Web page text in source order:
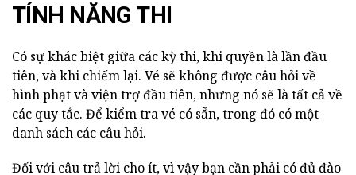
TÍNH NĂNG THI
Có sự khác biệt giữa các kỳ thi, khi quyền là lần đầu
tiên, và khi chiếm lại. Vé sẽ không được câu hỏi về
hình phạt và viện trợ đầu tiên, nhưng nó sẽ là tất cả về
các quy tắc. Để kiểm tra vé có sẵn, trong đó có một
danh sách các câu hỏi.
Đối với câu trả lời cho ít, vì vậy bạn cần phải có đủ đào